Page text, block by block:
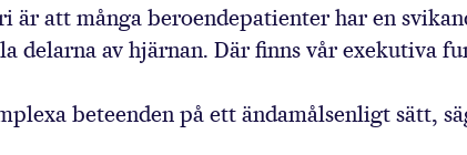
är att många beroendepatienter har en
delarna av hjärnan. Där finns vår exekutiva
beteenden på ett ändamålsenligt sätt,